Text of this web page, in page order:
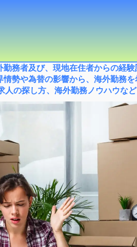
勤務者及び、現地在住者からの経
情勢や為替の影響から、海外勤務
人の探し方、海外勤務ノウハウな